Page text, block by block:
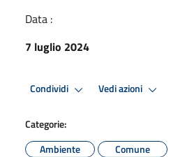
Data :
7 luglio 2024
Condividi Vedi azioni
Categorie:
Ambiente
Comune